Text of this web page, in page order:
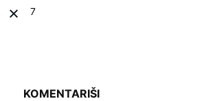
7
KOMENTARIŠI